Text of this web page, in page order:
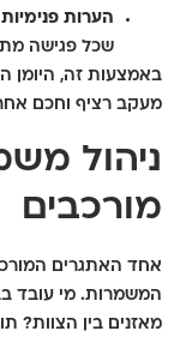
הערות
שכל פגישה
באמצעות זה, היומן
מעקב רציף וחכם
ניהול
מורכבים
אחד האתגרים
המשמרות. מי עובד
מאזנים בין הצוות?